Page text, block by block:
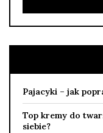
Pajacyki – jak
Top kremy do
siebie?